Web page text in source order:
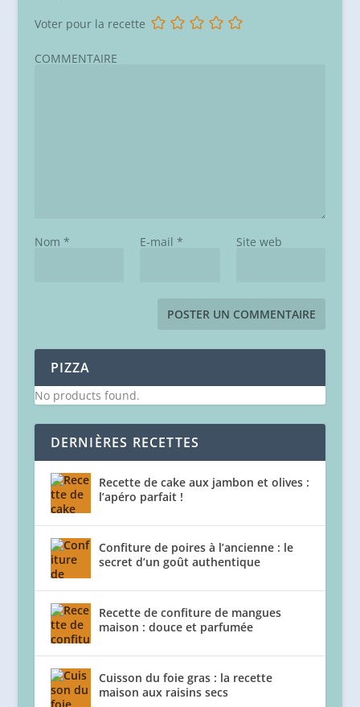
Voter pour la recette
COMMENTAIRE
Nom * E-mail * Site web
PIZZA
No products found.
DERNIÈRES RECETTES
Recette de cake aux jambon et olives :
l’apéro parfait !
Confiture de poires à l’ancienne : le
secret d’un goût authentique
Recette de confiture de mangues
maison : douce et parfumée
Cuisson du foie gras : la recette
maison aux raisins secs